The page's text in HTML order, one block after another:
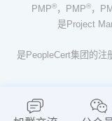
PMP®，PMP®，
是Project
是PeopleCert集团的注